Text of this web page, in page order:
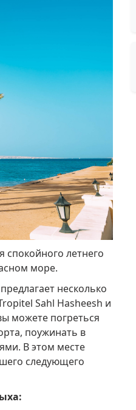
спокойного летнего
море.
несколько
Sahl Hasheesh и
можете погреться
поужинать в
В этом месте
следующего